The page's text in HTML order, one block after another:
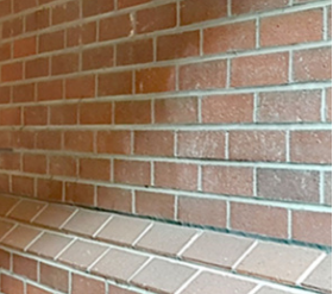
ситуации или отключения
или в режиме Fail-